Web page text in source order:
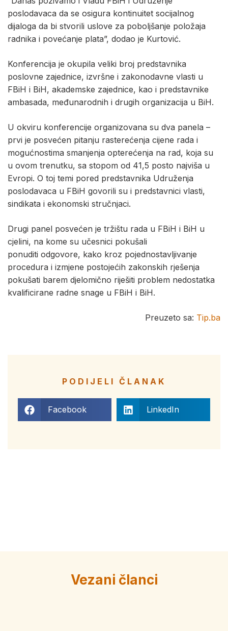
poslodavaca da se osigura kontinuitet socijalnog
dijaloga da bi stvorili uslove za poboljšanje položaja
radnika i povećanje plata”, dodao je Kurtović.
Konferencija je okupila veliki broj predstavnika
poslovne zajednice, izvršne i zakonodavne vlasti u
FBiH i BiH, akademske zajednice, kao i predstavnike
ambasada, međunarodnih i drugih organizacija u BiH.
U okviru konferencije organizovana su dva panela –
prvi je posvećen pitanju rasterećenja cijene rada i
mogućnostima smanjenja opterećenja na rad, koja su
u ovom trenutku, sa stopom od 41,5 posto najviša u
Evropi. O toj temi pored predstavnika Udruženja
poslodavaca u FBiH govorili su i predstavnici vlasti,
sindikata i ekonomski stručnjaci.
Drugi panel posvećen je tržištu rada u FBiH i BiH u
cjelini, na kome su učesnici pokušali
ponuditi odgovore, kako kroz pojednostavljivanje
procedura i izmjene postojećih zakonskih rješenja
pokušati barem djelomično riješiti problem nedostatka
kvalificirane radne snage u FBiH i BiH.
Preuzeto sa: Tip.ba
PODIJELI ČLANAK
Facebook LinkedIn
Vezani članci